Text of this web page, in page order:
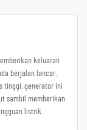
keluaran
berjalan lancar.
tinggi, generator ini
sambil memberikan
listrik.